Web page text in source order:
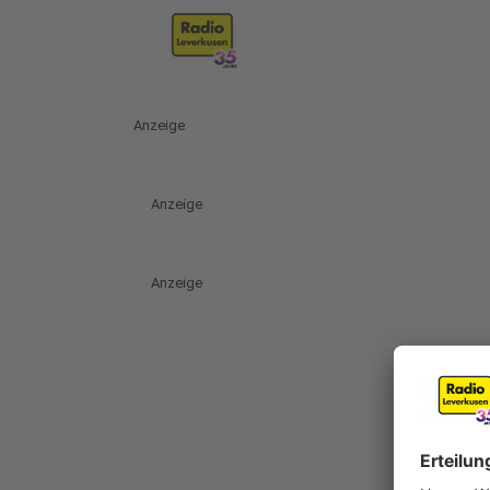
Anzeige
Anzeige
Anzeige